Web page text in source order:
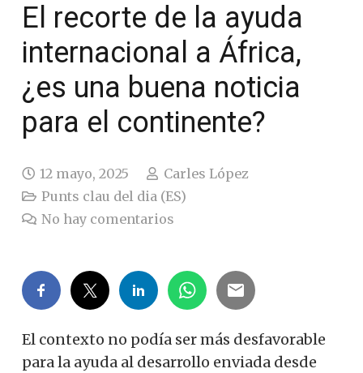
El recorte de la ayuda
internacional a África,
¿es una buena noticia
para el continente?
12 mayo, 2025
Carles López
Punts clau del dia (ES)
No hay comentarios
El contexto no podía ser más desfavorable
para la ayuda al desarrollo enviada desde